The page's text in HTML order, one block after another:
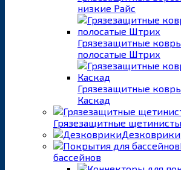
низкие Райс
Грязезащитные
полосатые Штрих
Грязезащитные
Каскад
Грязезащитные
Дезковрики
бассейнов